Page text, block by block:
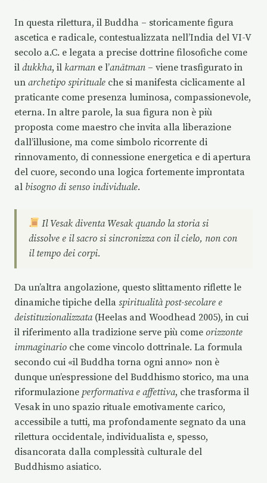
In questa rilettura, il Buddha – storicamente figura
ascetica e radicale, contestualizzata nell’India del VI-V
secolo a.C. e legata a precise dottrine filosofiche come
il dukkha, il karman e l’anātman – viene trasfigurato in
un archetipo spirituale che si manifesta ciclicamente al
praticante come presenza luminosa, compassionevole,
eterna. In altre parole, la sua figura non è più
proposta come maestro che invita alla liberazione
dall’illusione, ma come simbolo ricorrente di
rinnovamento, di connessione energetica e di apertura
del cuore, secondo una logica fortemente improntata
al bisogno di senso individuale.
Il Vesak diventa Wesak quando la storia si
dissolve e il sacro si sincronizza con il cielo, non con
il tempo dei corpi.
Da un’altra angolazione, questo slittamento riflette le
dinamiche tipiche della spiritualità post-secolare e
deistituzionalizzata(Heelas and Woodhead 2005), in cui
il riferimento alla tradizione serve più come orizzonte
immaginario che come vincolo dottrinale. La formula
secondo cui «il Buddha torna ogni anno» non è
dunque un’espressione del Buddhismo storico, ma una
riformulazione performativa e affettiva, che trasforma il
Vesak in uno spazio rituale emotivamente carico,
accessibile a tutti, ma profondamente segnato da una
rilettura occidentale, individualista e, spesso,
disancorata dalla complessità culturale del
Buddhismo asiatico.